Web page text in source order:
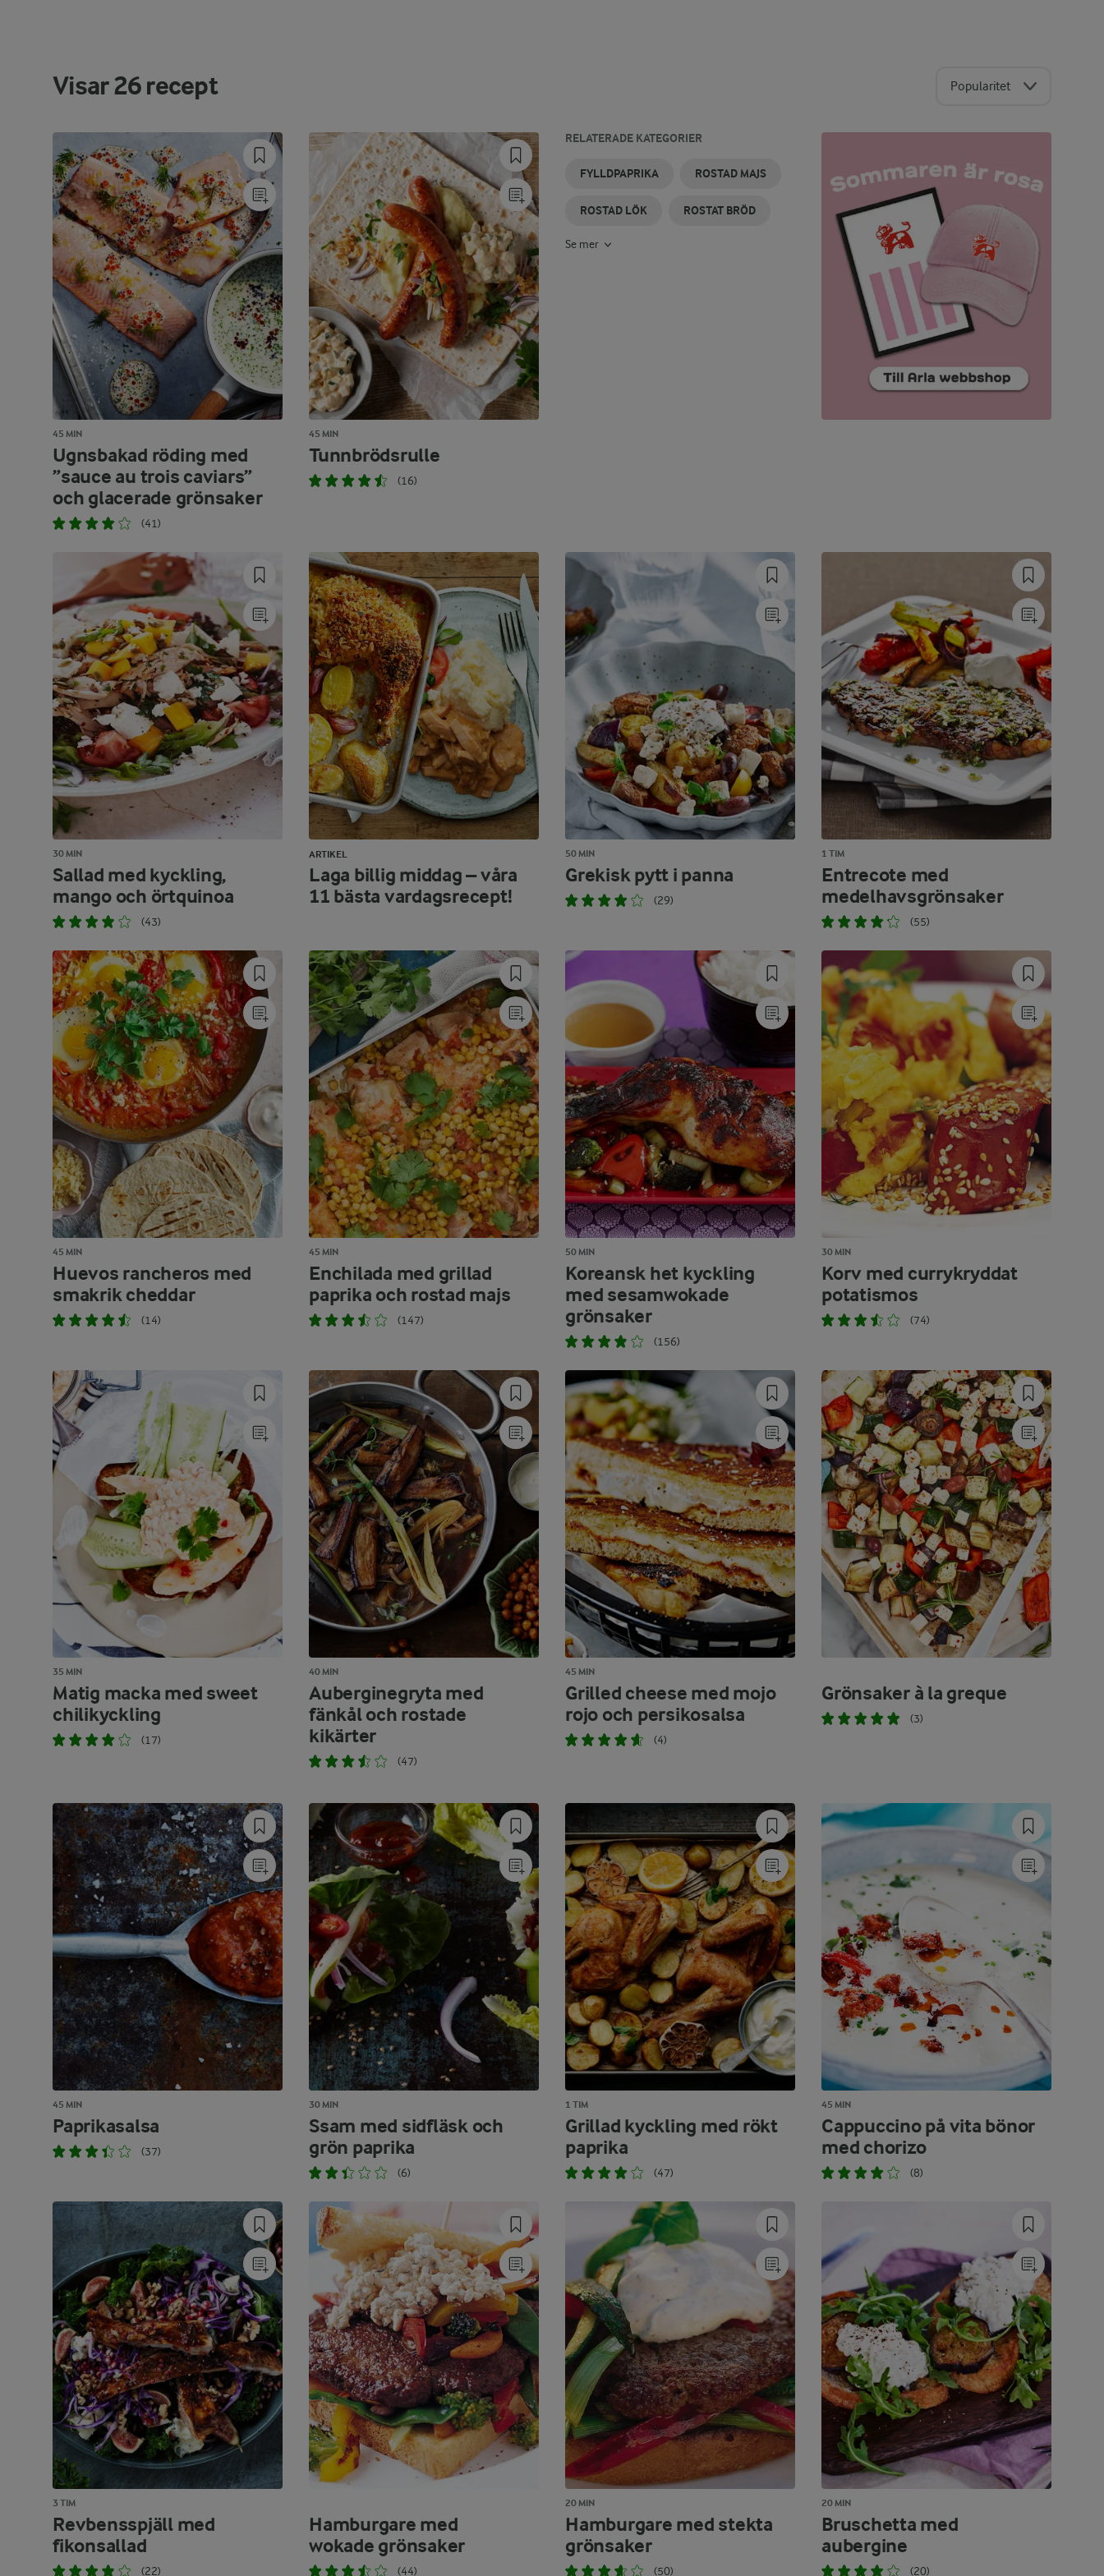
Visar26recept Popularitet
45 MIN
Ugnsbakad röding med
”sauce au trois caviars”
och glacerade grönsaker
(41)
45 MIN
Tunnbrödsrulle
(16)
RELATERADE KATEGORIER
FYLLDPAPRIKA ROSTAD MAJS
ROSTAD LÖK ROSTAT BRÖD
PAPRIKASÅS
GRILLAD
PAPRIKA
ROSTAD
POTATIS
PAPRIKA
I UGN
PAPRIKASALLAD
PAPRIKASOPPA
Se mer
30 MIN
Sallad med kyckling,
mango och örtquinoa
(43)
ARTIKEL
Laga billig middag – våra
11 bästa vardagsrecept!
50 MIN
Grekisk pytt i panna
(29)
1 TIM
Entrecote med
medelhavsgrönsaker
(55)
45 MIN
Huevos rancheros med
smakrik cheddar
(14)
45 MIN
Enchilada med grillad
paprika och rostad majs
(147)
50 MIN
Koreansk het kyckling
med sesamwokade
grönsaker
(156)
30 MIN
Korv med currykryddat
potatismos
(74)
35 MIN
Matig macka med sweet
chilikyckling
(17)
40 MIN
Auberginegryta med
fänkål och rostade
kikärter
(47)
45 MIN
Grilled cheese med mojo
rojo och persikosalsa
(4)
Grönsaker à la greque
(3)
45 MIN
Paprikasalsa
(37)
30 MIN
Ssam med sidfläsk och
grön paprika
(6)
1 TIM
Grillad kyckling med rökt
paprika
(47)
45 MIN
Cappuccino på vita bönor
med chorizo
(8)
3 TIM
Revbensspjäll med
fikonsallad
(22)
Hamburgare med
wokade grönsaker
(44)
20 MIN
Hamburgare med stekta
grönsaker
(50)
20 MIN
Bruschetta med
aubergine
(20)